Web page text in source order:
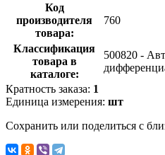
Код
производителя
товара:
760
Классификация
товара в
каталоге:
500820 -
Кратность заказа: 1
Единица измерения: шт
Сохранить или поделиться с